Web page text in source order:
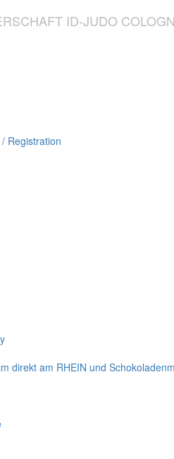
ID-JUDO
Registration
direkt am RHEIN und